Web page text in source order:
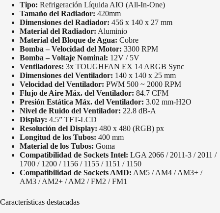
Tipo: Refrigeración Líquida AIO (All-In-One)
Tamaño del Radiador: 420mm
Dimensiones del Radiador: 456 x 140 x 27 mm
Material del Radiador: Aluminio
Material del Bloque de Agua: Cobre
Bomba – Velocidad del Motor: 3300 RPM
Bomba – Voltaje Nominal: 12V / 5V
Ventiladores: 3x TOUGHFAN EX 14 ARGB Sync
Dimensiones del Ventilador: 140 x 140 x 25 mm
Velocidad del Ventilador: PWM 500 ~ 2000 RPM
Flujo de Aire Máx. del Ventilador: 84.7 CFM
Presión Estática Máx. del Ventilador: 3.02 mm-H2O
Nivel de Ruido del Ventilador: 22.8 dB-A
Display: 4.5” TFT-LCD
Resolución del Display: 480 x 480 (RGB) px
Longitud de los Tubos: 400 mm
Material de los Tubos: Goma
Compatibilidad de Sockets Intel: LGA 2066 / 2011-3 / 2011 /
1700 / 1200 / 1156 / 1155 / 1151 / 1150
Compatibilidad de Sockets AMD: AM5 / AM4 / AM3+ /
AM3 / AM2+ / AM2 / FM2 / FM1
Características destacadas